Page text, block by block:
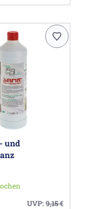
und
UVP:9,15€